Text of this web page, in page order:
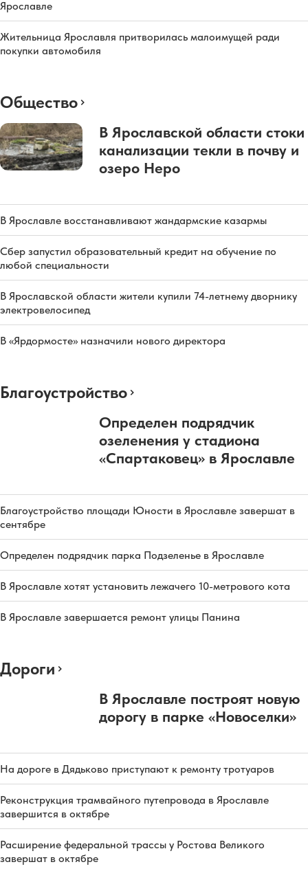
Ярославле
Жительница Ярославля притворилась малоимущей ради
покупки автомобиля
Общество
В Ярославской области стоки
канализации текли в почву и
озеро Неро
В Ярославле восстанавливают жандармские казармы
Сбер запустил образовательный кредит на обучение по
любой специальности
В Ярославской области жители купили 74-летнему дворнику
электровелосипед
В «Ярдормосте» назначили нового директора
Благоустройство
Определен подрядчик
озеленения у стадиона
«Спартаковец» в Ярославле
Благоустройство площади Юности в Ярославле завершат в
сентябре
Определен подрядчик парка Подзеленье в Ярославле
В Ярославле хотят установить лежачего 10-метрового кота
В Ярославле завершается ремонт улицы Панина
Дороги
В Ярославле построят новую
дорогу в парке «Новоселки»
На дороге в Дядьково приступают к ремонту тротуаров
Реконструкция трамвайного путепровода в Ярославле
завершится в октябре
Расширение федеральной трассы у Ростова Великого
завершат в октябре